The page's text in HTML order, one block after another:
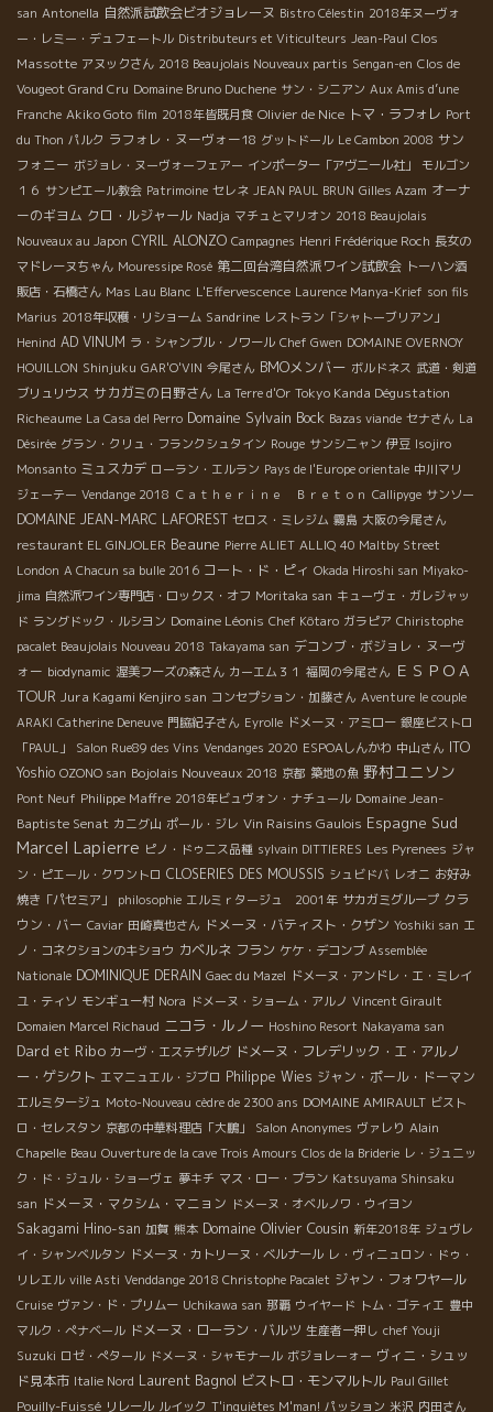
san Antonella 自然派試飲会ビオジョレーヌ Bistro Célestin 2018年ヌーヴォ
ー・レミー・デュフェートル Distributeurs et Viticulteurs Jean-Paul Clos
Massotte アヌックさん 2018 Beaujolais Nouveaux partis Sengan-en Clos de
Vougeot Grand Cru Domaine Bruno Duchene サン・シニアン Aux Amis d’une
Franche Akiko Goto film 2018年皆既月食 Olivier de Nice トマ・ラフォレ Port
du Thon パルク ラフォレ・ヌーヴォー18 グットドール Le Cambon 2008 サン
フォニー ボジョレ・ヌーヴォーフェアー インポーター「アヴニール社」
モルゴン
１６ サンピエール教会 Patrimoine セレネ JEAN PAUL BRUN Gilles Azam オーナ
ーのギヨム クロ・ルジャール Nadja マチュとマリオン 2018 Beaujolais
Nouveaux au Japon CYRIL ALONZO Campagnes Henri Frédérique Roch 長女の
マドレーヌちゃん Mouressipe Rosé 第二回台湾自然派ワイン試飲会 トーハン酒
販店・石橋さん Mas Lau Blanc L'Effervescence Laurence Manya-Krief son fils
Marius 2018年収穫・リショーム Sandrine レストラン「シャトーブリアン」
Henind AD VINUM ラ・シャンブル・ノワール Chef Gwen DOMAINE OVERNOY
HOUILLON Shinjuku GAR'O'VIN 今尾さん BMOメンバー ボルドネス 武道・剣道
ブリュリウス サカガミの日野さん La Terre d'Or Tokyo Kanda Dégustation
Richeaume La Casa del Perro Domaine Sylvain Bock Bazas viande セナさん La
Désirée グラン・クリュ・フランクシュタイン Rouge サンシニャン 伊豆 Isojiro
Monsanto ミュスカデ ローラン・エルラン Pays de l'Europe orientale 中川マリ
ジェーテー Vendange 2018 Ｃａｔｈｅｒｉｎｅ Ｂｒｅｔｏｎ Callipyge サンソー
DOMAINE JEAN-MARC LAFOREST セロス・ミレジム 霧島 大阪の今尾さん
restaurant EL GINJOLER Beaune Pierre ALIET ALLIQ 40 Maltby Street
London A Chacun sa bulle 2016 コート・ド・ピィ Okada Hiroshi san Miyako-
jima 自然派ワイン専門店・ロックス・オフ Moritaka san キューヴェ・ガレジャッ
ド ラングドック・ルシヨン Domaine Léonis Chef Kôtaro ガラピア Chiristophe
pacalet Beaujolais Nouveau 2018 Takayama san デコンブ・ボジョレ・ヌーヴ
ォー biodynamic 渥美フーズの森さん カーエム３１ 福岡の今尾さん ＥＳＰＯＡ
TOUR Jura Kagami Kenjiro san コンセプション・加藤さん Aventure le couple
ARAKI Catherine Deneuve 門脇紀子さん Eyrolle ドメーヌ・アミロー 銀座ビストロ
「PAUL」
Salon Rue89 des Vins Vendanges 2020 ESPOAしんかわ 中山さん ITO
Yoshio OZONO san Bojolais Nouveaux 2018 京都 築地の魚 野村ユニソン
Pont Neuf Philippe Maffre 2018年ビュヴォン・ナチュール Domaine Jean-
Baptiste Senat カニグ山 ポール・ジレ Vin Raisins Gaulois Espagne Sud
Marcel Lapierre ピノ・ドゥニス品種 sylvain DITTIERES Les Pyrenees ジャ
ン・ピエール・クワントロ CLOSERIES DES MOUSSIS シュビドバ レオニ お好み
焼き「パセミア」
philosophie エルミｒタージュ 2001年 サカガミグループ クラ
ウン・バー Caviar 田崎真也さん ドメーヌ・バティスト・クザン Yoshiki san エ
ノ・コネクションのキショウ カベルネ フラン ケケ・デコンブ Assemblée
Nationale DOMINIQUE DERAIN Gaec du Mazel ドメーヌ・アンドレ・エ・ミレイ
ユ・ティソ モンギュー村 Nora ドメーヌ・ショーム・アルノ Vincent Girault
Domaien Marcel Richaud ニコラ・ルノー Hoshino Resort Nakayama san
Dard et Ribo カーヴ・エステザルグ ドメーヌ・フレデリック・エ・アルノ
ー・ゲシクト エマニュエル・ジブロ Philippe Wies ジャン・ポール・ドーマン
エルミタージュ Moto-Nouveau cèdre de 2300 ans DOMAINE AMIRAULT ビスト
ロ・セレスタン 京都の中華料理店「大鵬」 Salon Anonymes ヴァレり Alain
Chapelle Beau Ouverture de la cave Trois Amours Clos de la Briderie レ・ジュニッ
ク・ド・ジュル・ショーヴェ 夢キチ マス・ロー・ブラン Katsuyama Shinsaku
san ドメーヌ・マクシム・マニョン ドメーヌ・オベルノワ・ウイヨン
Sakagami Hino-san 加賀 熊本 Domaine Olivier Cousin 新年2018年 ジュヴレ
イ・シャンベルタン ドメーヌ・カトリーヌ・ベルナール レ・ヴィニュロン・ドゥ・
リレエル ville Asti Venddange 2018 Christophe Pacalet ジャン・フォワヤール
Cruise ヴァン・ド・プリムー Uchikawa san 那覇 ウイヤード トム・ゴティエ 豊中
マルク・ぺナベール ドメーヌ・ローラン・バルツ 生産者一押し chef Youji
Suzuki ロゼ・ぺタール ドメーヌ・シャモナール ボジョレーォー ヴィニ・シュッ
ド見本市 Italie Nord Laurent Bagnol ビストロ・モンマルトル Paul Gillet
Pouilly-Fuissé リレール ルイック T'inquiètes M'man! パッション 米沢 内田さん